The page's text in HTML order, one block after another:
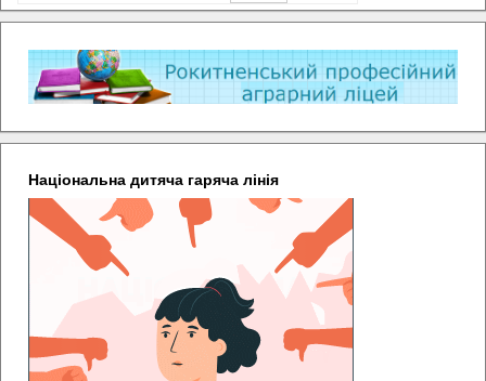
Національна дитяча гаряча лінія